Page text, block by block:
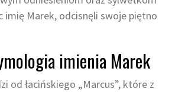
imię Marek, odcisnęli swoje piętno
imienia Marek
od łacińskiego „Marcus”, które z